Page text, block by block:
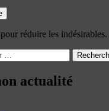
réduire les indésirables.
actualité